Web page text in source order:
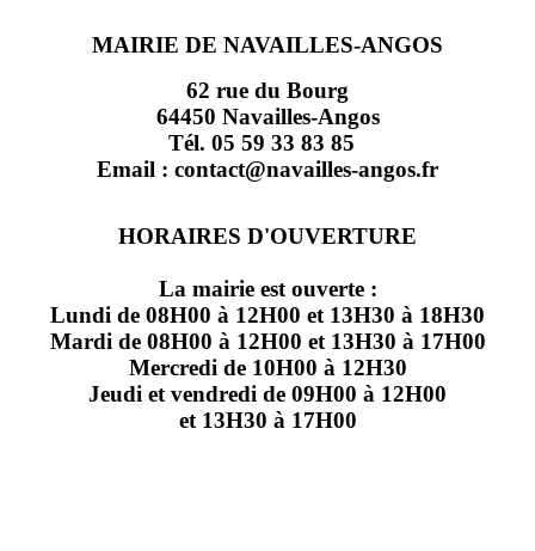
MAIRIE DE NAVAILLES-ANGOS
62 rue du Bourg
64450 Navailles-Angos
Tél. 05 59 33 83 85
Email : contact@navailles-angos.fr
HORAIRES D'OUVERTURE
La mairie est ouverte :
Lundi de 08H00 à 12H00 et 13H30 à 18H30
Mardi de 08H00 à 12H00 et 13H30 à 17H00
Mercredi de 10H00 à 12H30
Jeudi et vendredi de 09H00 à 12H00
et 13H30 à 17H00